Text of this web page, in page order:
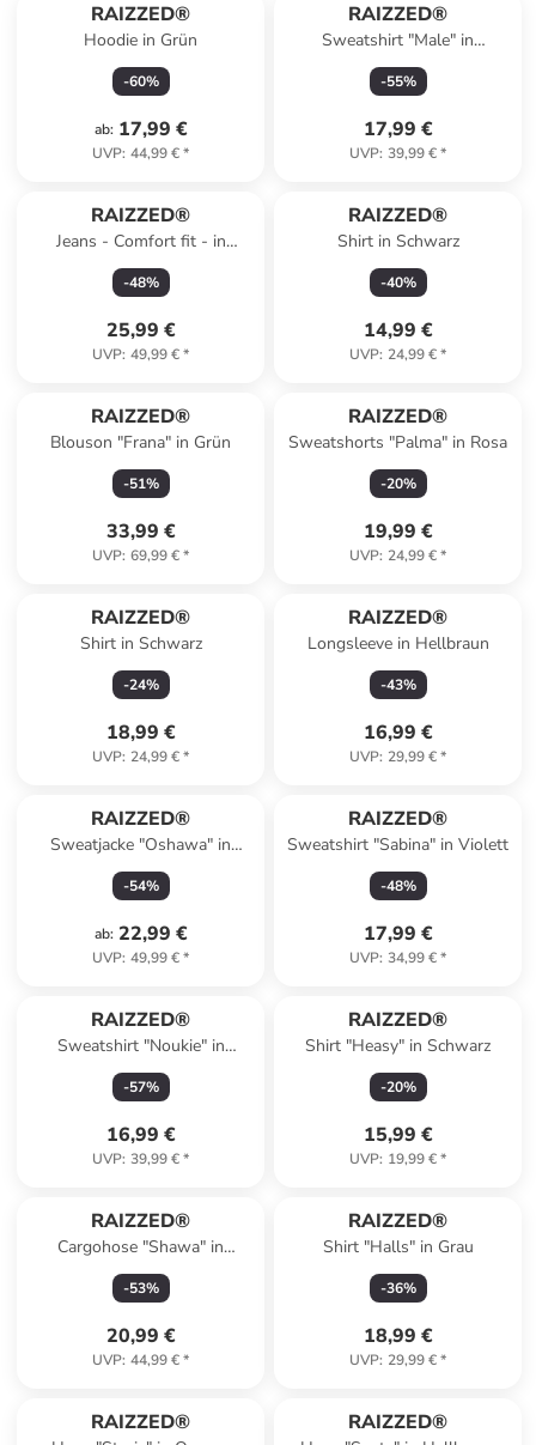
RAIZZED®
Hoodie in Grün
-60%
ab: 17,99 €
UVP: 44,99 €*
RAIZZED®
Sweatshirt "Male" in
Hellbraun/ Beige
-55%
17,99 €
UVP: 39,99 €*
RAIZZED®
Jeans - Comfort fit - in
Schwarz
-48%
25,99 €
UVP: 49,99 €*
RAIZZED®
Shirt in Schwarz
-40%
14,99 €
UVP: 24,99 €*
RAIZZED®
Blouson "Frana" in Grün
-51%
33,99 €
UVP: 69,99 €*
RAIZZED®
Sweatshorts "Palma" in Rosa
-20%
19,99 €
UVP: 24,99 €*
RAIZZED®
Shirt in Schwarz
-24%
18,99 €
UVP: 24,99 €*
RAIZZED®
Longsleeve in Hellbraun
-43%
16,99 €
UVP: 29,99 €*
RAIZZED®
Sweatjacke "Oshawa" in
Schwarz
-54%
ab: 22,99 €
UVP: 49,99 €*
RAIZZED®
Sweatshirt "Sabina" in Violett
-48%
17,99 €
UVP: 34,99 €*
RAIZZED®
Sweatshirt "Noukie" in
Schwarz
-57%
16,99 €
UVP: 39,99 €*
RAIZZED®
Shirt "Heasy" in Schwarz
-20%
15,99 €
UVP: 19,99 €*
RAIZZED®
Cargohose "Shawa" in
Schwarz
-53%
20,99 €
UVP: 44,99 €*
RAIZZED®
Shirt "Halls" in Grau
-36%
18,99 €
UVP: 29,99 €*
RAIZZED® RAIZZED®